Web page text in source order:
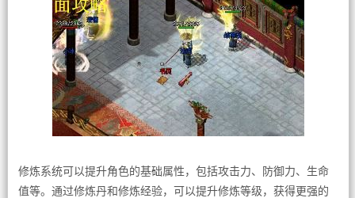
修炼系统可以提升角色的基础属性，包括攻击力、防御力、生命
值等。通过修炼丹和修炼经验，可以提升修炼等级，获得更强的